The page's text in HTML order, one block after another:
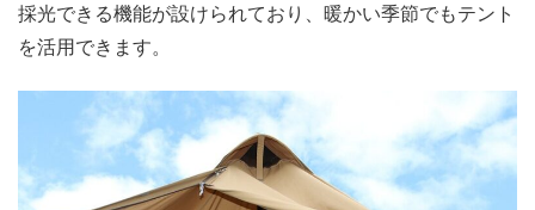
採光できる機能が設けられており、暖かい季節でもテント
を活用できます。